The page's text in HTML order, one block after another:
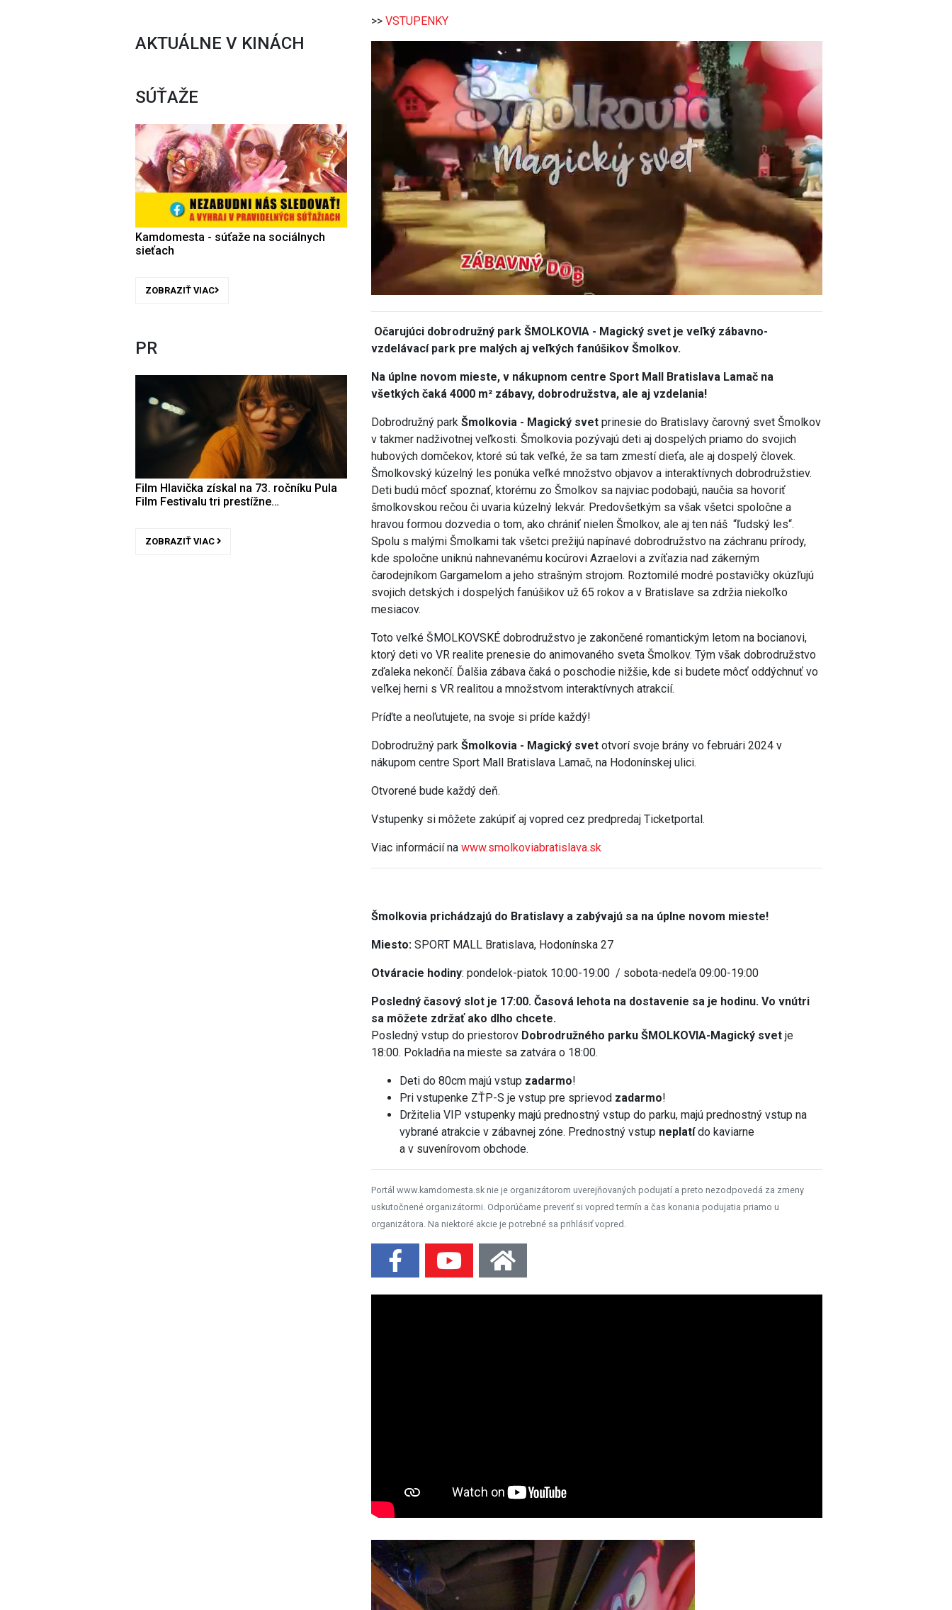
AKTUÁLNE V KINÁCH
SÚŤAŽE
Kamdomesta - súťaže na sociálnych
sieťach
ZOBRAZIŤ VIAC
PR
Film Hlavička získal na 73. ročníku Pula
Film Festivalu tri prestížne…
ZOBRAZIŤ VIAC
>>VSTUPENKY
Očarujúci dobrodružný park ŠMOLKOVIA - Magický svet je veľký zábavno-
vzdelávací park pre malých aj veľkých fanúšikov Šmolkov.
Na úplne novom mieste, v nákupnom centre Sport Mall Bratislava Lamač na
všetkých čaká 4000 m² zábavy, dobrodružstva, ale aj vzdelania!
Dobrodružný park Šmolkovia - Magický svet prinesie do Bratislavy čarovný svet Šmolkov
v takmer nadživotnej veľkosti. Šmolkovia pozývajú deti aj dospelých priamo do svojich
hubových domčekov, ktoré sú tak veľké, že sa tam zmestí dieťa, ale aj dospelý človek.
Šmolkovský kúzelný les ponúka veľké množstvo objavov a interaktívnych dobrodružstiev.
Deti budú môcť spoznať, ktorému zo Šmolkov sa najviac podobajú, naučia sa hovoriť
šmolkovskou rečou či uvaria kúzelný lekvár. Predovšetkým sa však všetci spoločne a
hravou formou dozvedia o tom, ako chrániť nielen Šmolkov, ale aj ten náš “ľudský les“.
Spolu s malými Šmolkami tak všetci prežijú napínavé dobrodružstvo na záchranu prírody,
kde spoločne uniknú nahnevanému kocúrovi Azraelovi a zvíťazia nad zákerným
čarodejníkom Gargamelom a jeho strašným strojom. Roztomilé modré postavičky okúzľujú
svojich detských i dospelých fanúšikov už 65 rokov a v Bratislave sa zdržia niekoľko
mesiacov.
Toto veľké ŠMOLKOVSKÉ dobrodružstvo je zakončené romantickým letom na bocianovi,
ktorý deti vo VR realite prenesie do animovaného sveta Šmolkov. Tým však dobrodružstvo
zďaleka nekončí. Ďalšia zábava čaká o poschodie nižšie, kde si budete môcť oddýchnuť vo
veľkej herni s VR realitou a množstvom interaktívnych atrakcií.
Príďte a neoľutujete, na svoje si príde každý!
Dobrodružný parkŠmolkovia - Magický svet otvorí svoje brány vo februári 2024 v
nákupom centre Sport Mall Bratislava Lamač, na Hodonínskej ulici.
Otvorené bude každý deň.
Vstupenky si môžete zakúpiť aj vopred cez predpredaj Ticketportal.
Viac informácií nawww.smolkoviabratislava.sk
Šmolkovia prichádzajú do Bratislavy a zabývajú sa na úplne novom mieste!
Miesto: SPORT MALL Bratislava, Hodonínska 27
Otváracie hodiny: pondelok-piatok 10:00-19:00 / sobota-nedeľa 09:00-19:00
Posledný časový slot je 17:00. Časová lehota na dostavenie sa je hodinu. Vo vnútri
sa môžete zdržať ako dlho chcete.
Posledný vstup do priestorov Dobrodružného parku ŠMOLKOVIA-Magický svet je
18:00. Pokladňa na mieste sa zatvára o 18:00.
Deti do 80cm majú vstup zadarmo!
Pri vstupenke ZŤP-S je vstup pre sprievod zadarmo!
Držitelia VIP vstupenky majú prednostný vstup do parku, majú prednostný vstup na
vybrané atrakcie v zábavnej zóne. Prednostný vstup neplatído kaviarne
a v suvenírovom obchode.
Portál www.kamdomesta.sk nie je organizátorom uverejňovaných podujatí a preto nezodpovedá za zmeny
uskutočnené organizátormi. Odporúčame preveriť si vopred termín a čas konania podujatia priamo u
organizátora. Na niektoré akcie je potrebné sa prihlásiť vopred.